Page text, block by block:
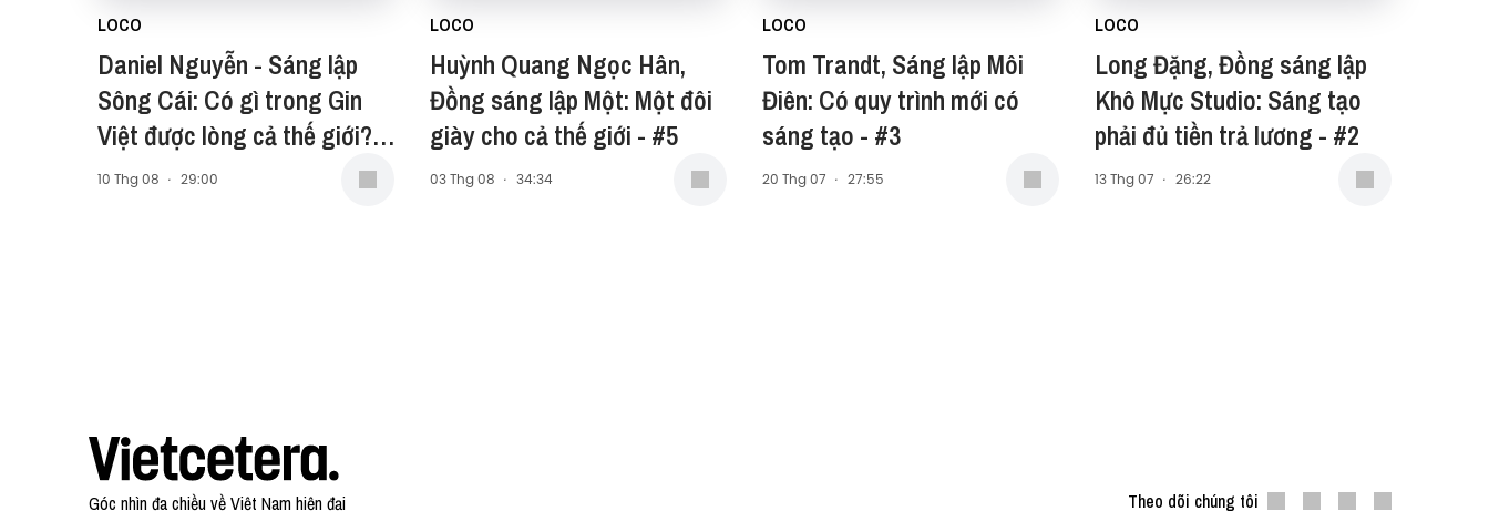
LOCO
Daniel Nguyễn - Sáng lập
Sông Cái: Có gì trong Gin
Việt được lòng cả thế giới? -
LOCO #6
10 Thg 08 · 29:00
LOCO
Huỳnh Quang Ngọc Hân,
Đồng sáng lập Một: Một đôi
giày cho cả thế giới - #5
03 Thg 08 · 34:34
LOCO
Tom Trandt, Sáng lập Môi
Điên: Có quy trình mới có
sáng tạo - #3
20 Thg 07 · 27:55
LOCO
Long Đặng, Đồng sáng lập
Khô Mực Studio: Sáng tạo
phải đủ tiền trả lương - #2
13 Thg 07 · 26:22
Góc nhìn đa chiều về Việt Nam hiện đại Theo dõi chúng tôi